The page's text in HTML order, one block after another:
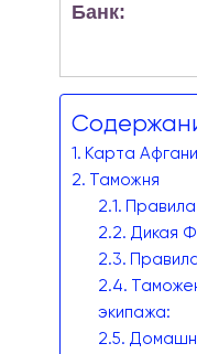
Банк:
Карта
Таможня
Дикая
экипажа: